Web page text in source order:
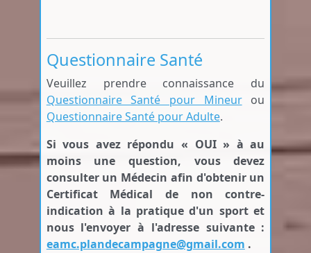
Questionnaire Santé
Veuillez prendre connaissance du
Questionnaire Santé pour Mineurou
Questionnaire Santé pour Adulte.
Si vous avez répondu « OUI » à au
moins une question, vous devez
consulter un Médecin afin d'obtenir un
Certificat Médical de non contre-
indication à la pratique d'un sport et
nous l'envoyer à l'adresse suivante :
eamc.plandecampagne@gmail.com .